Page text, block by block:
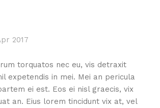
2017
torquatos nec eu, vis detraxit
expetendis in mei. Mei an pericula
ei est. Eos ei nisl graecis, vix
an. Eius lorem tincidunt vix at, vel